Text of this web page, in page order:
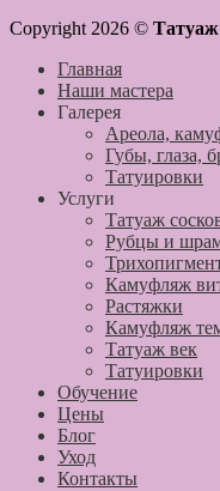
Copyright 2026 ©
Главная
Наши мастера
Галерея
Ареола,
Губы, глаза,
Татуировки
Услуги
Татуаж
Рубцы и
Камуфляж
Растяжки
Камуфляж
Татуаж век
Татуировки
Обучение
Цены
Блог
Уход
Контакты